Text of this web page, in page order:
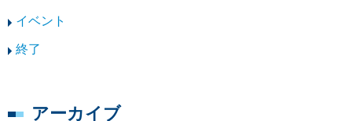
イベント
終了
アーカイブ